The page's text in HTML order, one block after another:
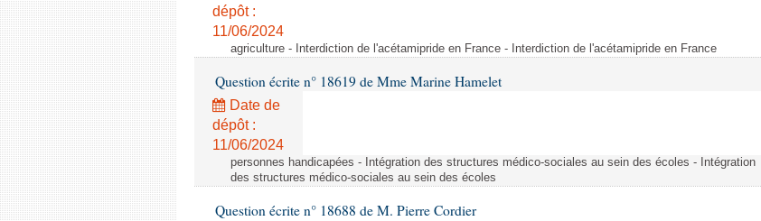
dépôt :
11/06/2024
agriculture - Interdiction de l'acétamipride en France - Interdiction de l'acétamipride en France
Question écrite n° 18619 de Mme Marine Hamelet
Date de
dépôt :
11/06/2024
personnes handicapées - Intégration des structures médico-sociales au sein des écoles - Intégration
des structures médico-sociales au sein des écoles
Question écrite n° 18688 de M. Pierre Cordier